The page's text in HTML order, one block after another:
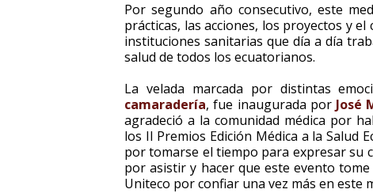
Por segundo año consecutivo, este
prácticas, las acciones, los proyectos y
instituciones sanitarias que día a día
salud de todos los ecuatorianos.
La velada marcada por distintas
camaradería, fue inaugurada por José
agradeció a la comunidad médica por
los II Premios Edición Médica a la Salud
por tomarse el tiempo para expresar su
por asistir y hacer que este evento
Uniteco por confiar una vez más en este